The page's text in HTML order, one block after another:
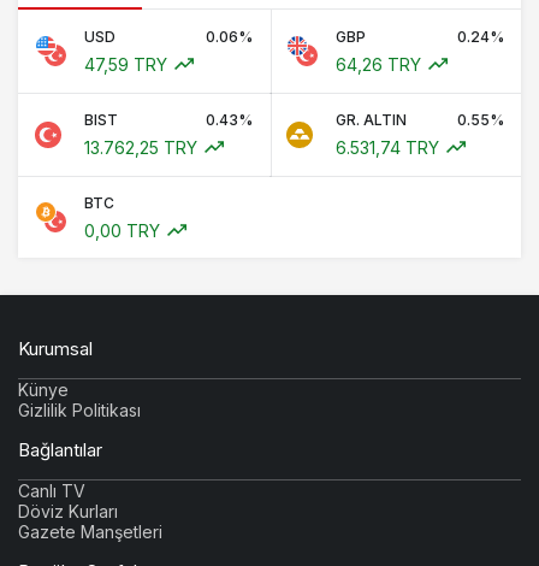
USD 0.06%
47,59 TRY
GBP 0.24%
64,26 TRY
BIST 0.43%
13.762,25 TRY
GR. ALTIN 0.55%
6.531,74 TRY
BTC
0,00 TRY
Kurumsal
Künye
Gizlilik Politikası
Bağlantılar
Canlı TV
Döviz Kurları
Gazete Manşetleri